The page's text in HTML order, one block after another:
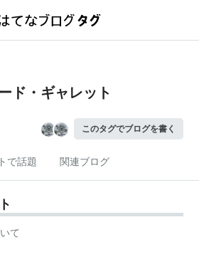
ド・ギャレット
このタグでブログを書く
で話題 関連ブログ
て